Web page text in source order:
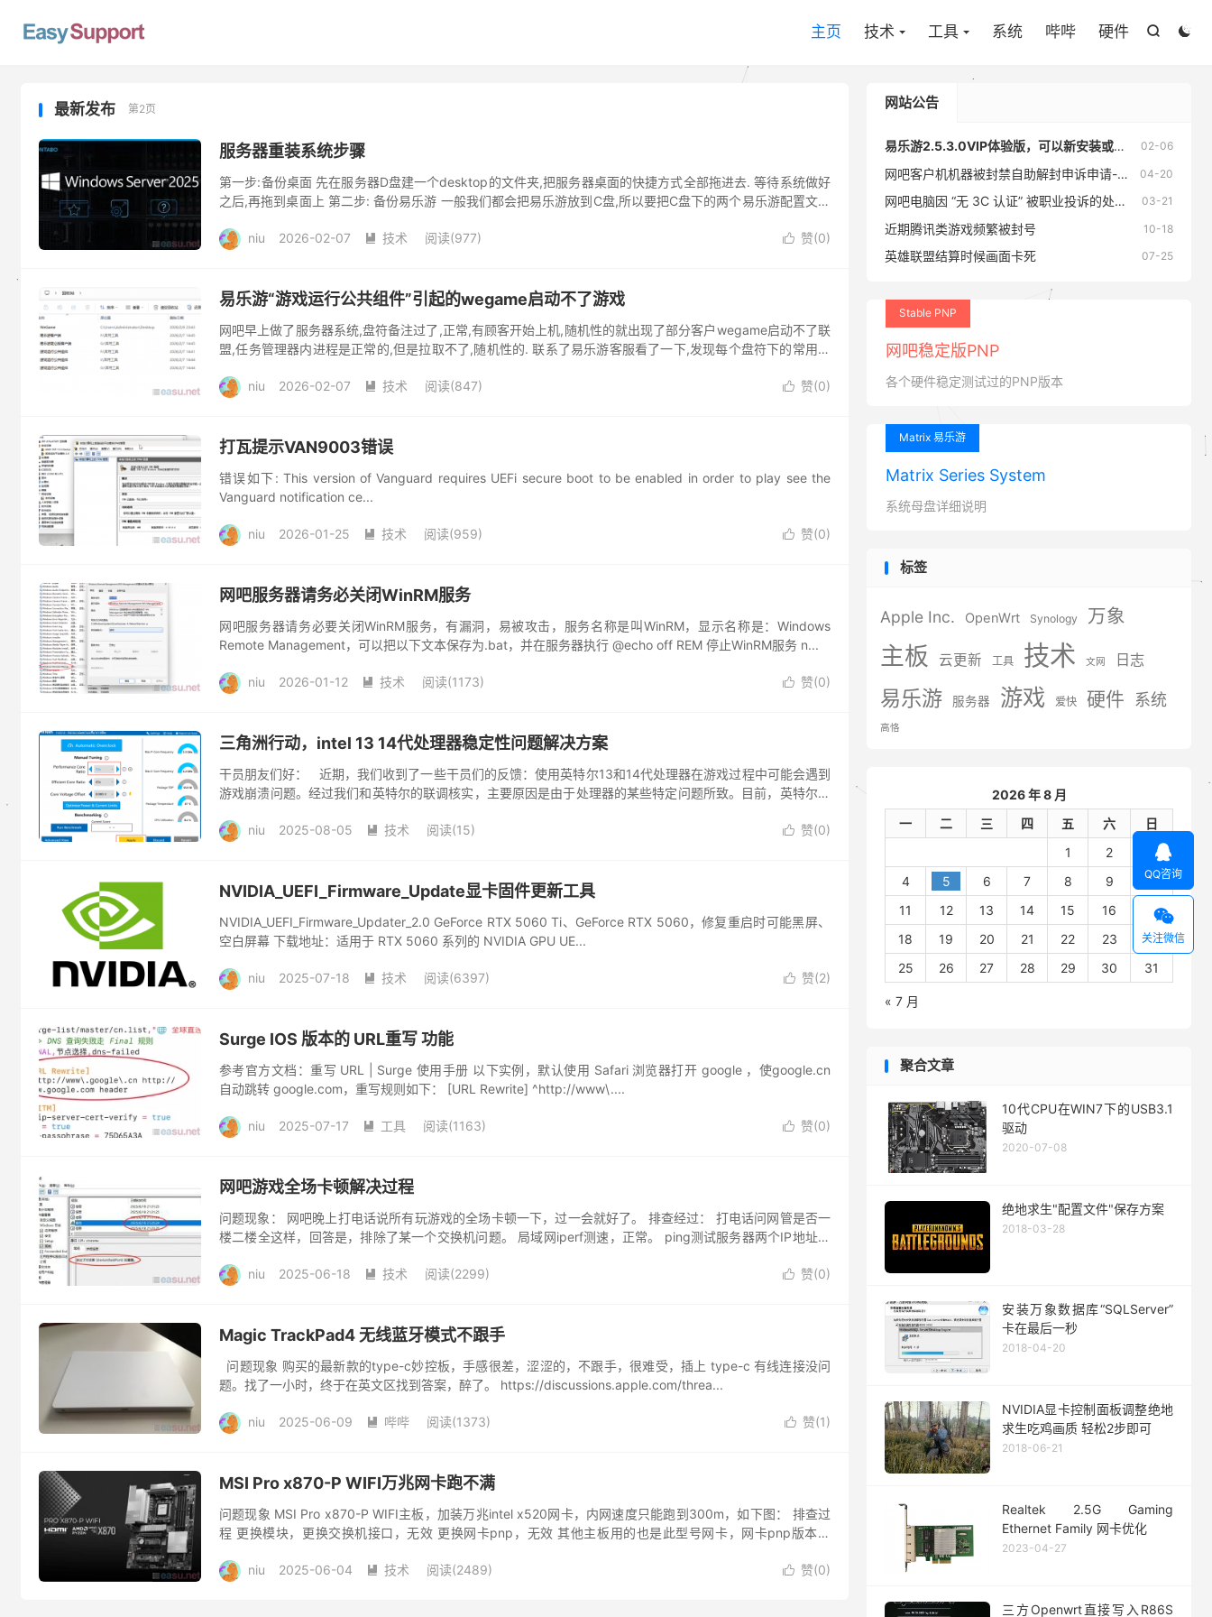


主页 技术 工具 系统 哔哔 硬件
最新发布 第2页
服务器重装系统步骤
第一步:备份桌面 先在服务器D盘建一个desktop的文件夹,把服务器桌面的快捷方式全部拖进去. 等待系统做好
之后,再拖到桌面上 第二步: 备份易乐游 一般我们都会把易乐游放到C盘,所以要把C盘下的两个易乐游配置文档
 赞(0)
niu 2026-02-07  技术 阅读(977)
易乐游“游戏运行公共组件”引起的wegame启动不了游戏
网吧早上做了服务器系统,盘符备注过了,正常,有顾客开始上机,随机性的就出现了部分客户wegame启动不了联
盟,任务管理器内进程是正常的,但是拉取不了,随机性的. 联系了易乐游客服看了一下,发现每个盘符下的常用工
 赞(0)
niu 2026-02-07  技术 阅读(847)
打瓦提示VAN9003错误
错误如下: This version of Vanguard requires UEFi secure boot to be enabled in order to play see the
Vanguard notification ce...
 赞(0)
niu 2026-01-25  技术 阅读(959)
网吧服务器请务必关闭WinRM服务
网吧服务器请务必要关闭WinRM服务，有漏洞，易被攻击，服务名称是叫WinRM，显示名称是：Windows
Remote Management，可以把以下文本保存为.bat，并在服务器执行 @echo off REM 停止WinRM服务 n...
 赞(0)
niu 2026-01-12  技术 阅读(1173)
三角洲行动，intel 13 14代处理器稳定性问题解决方案
干员朋友们好： 近期，我们收到了一些干员们的反馈：使用英特尔13和14代处理器在游戏过程中可能会遇到
游戏崩溃问题。经过我们和英特尔的联调核实，主要原因是由于处理器的某些特定问题所致。目前，英特尔发
 赞(0)
niu 2025-08-05  技术 阅读(15)
NVIDIA_UEFI_Firmware_Update显卡固件更新工具
NVIDIA_UEFI_Firmware_Updater_2.0 GeForce RTX 5060 Ti、GeForce RTX 5060，修复重启时可能黑屏、
空白屏幕 下载地址：适用于 RTX 5060 系列的 NVIDIA GPU UE...
 赞(2)
niu 2025-07-18  技术 阅读(6397)
Surge IOS 版本的 URL重写 功能
参考官方文档：重写 URL | Surge 使用手册 以下实例，默认使用 Safari 浏览器打开 google ，使google.cn
自动跳转 google.com，重写规则如下： [URL Rewrite] ^http://www\....
 赞(0)
niu 2025-07-17  工具 阅读(1163)
网吧游戏全场卡顿解决过程
问题现象： 网吧晚上打电话说所有玩游戏的全场卡顿一下，过一会就好了。 排查经过： 打电话问网管是否一
楼二楼全这样，回答是，排除了某一个交换机问题。 局域网iperf测速，正常。 ping测试服务器两个IP地址，
 赞(0)
niu 2025-06-18  技术 阅读(2299)
Magic TrackPad4 无线蓝牙模式不跟手
问题现象 购买的最新款的type-c妙控板，手感很差，涩涩的，不跟手，很难受，插上 type-c 有线连接没问
题。找了一小时，终于在英文区找到答案，醉了。 https://discussions.apple.com/threa...
 赞(1)
niu 2025-06-09  哔哔 阅读(1373)
MSI Pro x870-P WIFI万兆网卡跑不满
问题现象 MSI Pro x870-P WIFI主板，加装万兆intel x520网卡，内网速度只能跑到300m，如下图： 排查过
程 更换模块，更换交换机接口，无效 更换网卡pnp，无效 其他主板用的也是此型号网卡，网卡pnp版本相
 赞(0)
niu 2025-06-04  技术 阅读(2489)
网站公告
02-06
易乐游2.5.3.0VIP体验版，可以新安装或老版本直接覆盖升级。
04-20
网吧客户机机器被封禁自助解封申诉申请-支持CF，LOL，三角洲，无畏契约游戏
03-21
网吧电脑因 “无 3C 认证” 被职业投诉的处理办法
10-18
近期腾讯类游戏频繁被封号
07-25
英雄联盟结算时候画面卡死
Stable PNP
网吧稳定版PNP
各个硬件稳定测试过的PNP版本
Matrix 易乐游
Matrix Series System
系统母盘详细说明
标签
Apple Inc. OpenWrt Synology 万象
主板 云更新 工具 技术 文网 日志
易乐游 服务器 游戏 爱快 硬件 系统
高恪
2026 年 8 月
一
二 三 四 五 六
日
1
2
3
4
5 6 7 8 9
10
11
12 13 14 15 16
17
18
19 20 21 22 23
24
25
26 27 28 29 30 31
« 7 月
聚合文章
10代CPU在WIN7下的USB3.1
驱动
2020-07-08
绝地求生"配置文件"保存方案
2018-03-28
安装万象数据库“SQLServer”
卡在最后一秒
2018-04-20
NVIDIA显卡控制面板调整绝地
求生吃鸡画质 轻松2步即可
2018-06-21
Realtek 2.5G Gaming
Ethernet Family 网卡优化
2023-04-27
三方Openwrt直接写入R86S

QQ咨询

关注微信